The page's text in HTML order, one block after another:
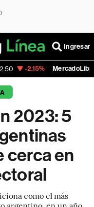
Ingresar
MercadoLibre 1,821.795
2023: 5
cerca en
como el más